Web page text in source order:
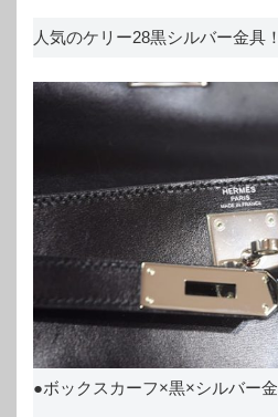
人気のケリー28黒シルバー金具！
●ボックスカーフ×黒×シルバー